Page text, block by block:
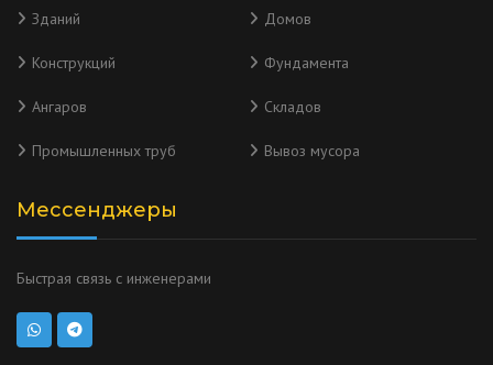
Зданий Домов
Конструкций Фундамента
Ангаров Складов
Промышленных труб Вывоз мусора
Мессенджеры
Быстрая связь с инженерами